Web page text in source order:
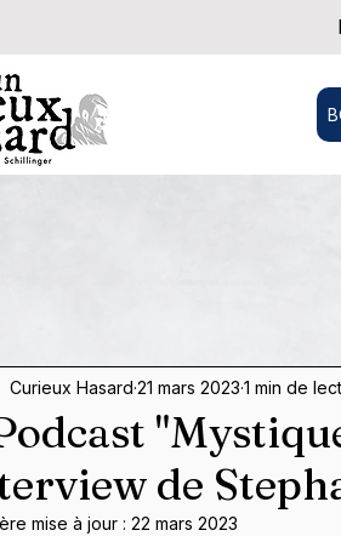
de
Curieux Hasard 21 mars 2023 1 min de
mise à jour : 22 mars 2023